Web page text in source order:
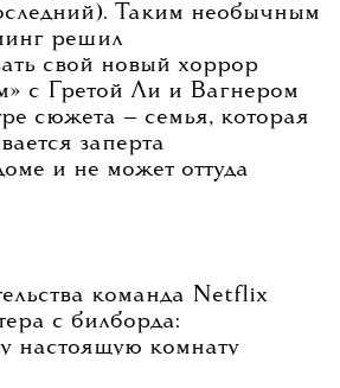
Таким необычным
решил
свой новый хоррор
с Гретой Ли и Вагнером
сюжета — семья, которая
заперта
и не может оттуда
команда Netflix
с билборда:
настоящую комнату